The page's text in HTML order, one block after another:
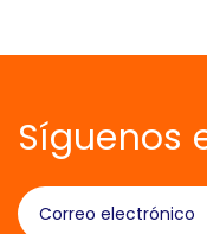
Síguenos